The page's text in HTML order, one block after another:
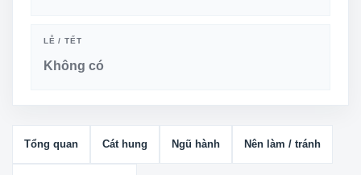
LỄ / TẾT
Không có
Tổng quan Cát hung Ngũ hành Nên làm / tránh